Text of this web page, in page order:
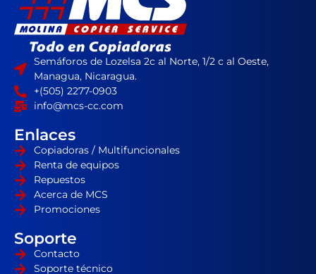
Semáforos de Lozelsa 2c al Norte, 1/2 c al Oeste,
Managua, Nicaragua.
+(505) 2277-0903
info@mcs-cc.com
Enlaces
Copiadoras / Multifuncionales
Renta de equipos
Repuestos
Acerca de MCS
Promociones
Soporte
Contacto
Soporte técnico